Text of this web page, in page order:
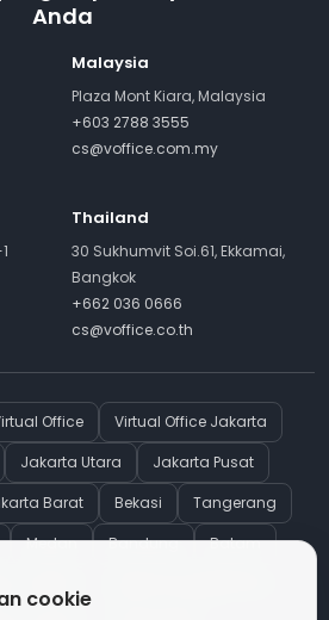
Anda
Malaysia
Plaza Mont Kiara, Malaysia
+603 2788 3555
cs@voffice.com.my
Thailand
30 Sukhumvit Soi.61, Ekkamai,
Bangkok
+662 036 0666
cs@voffice.co.th
Office
Virtual Office Jakarta
Jakarta Utara
Jakarta Pusat
Barat Bekasi
Tangerang
Medan Bandung
Batam
in Dubai
cookie